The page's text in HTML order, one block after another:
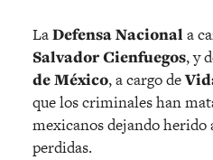
LaDefensa Nacional a
Salvador Cienfuegos, y
de México, a cargo de
que los criminales han
mexicanos dejando herido
perdidas.